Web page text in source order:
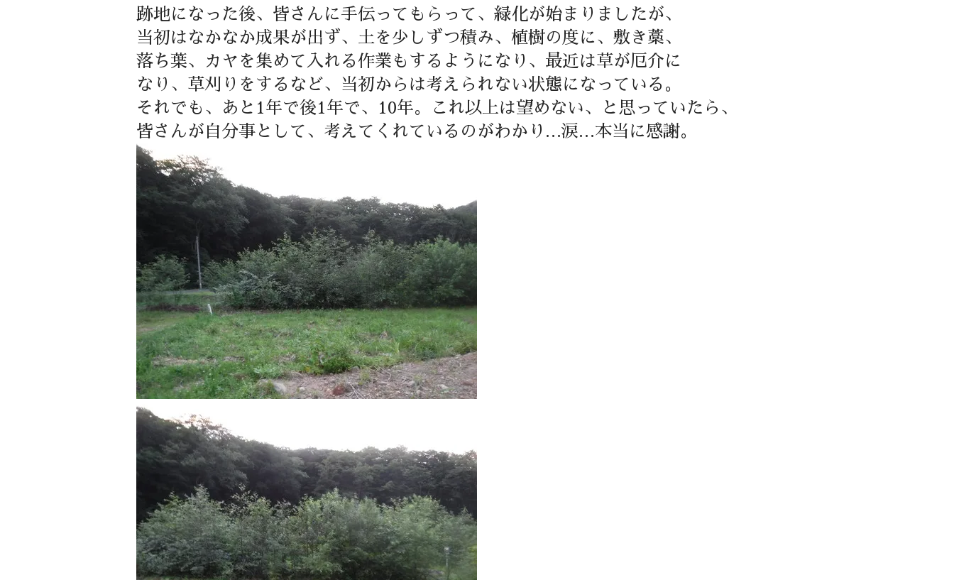
跡地になった後、皆さんに手伝ってもらって、緑化が始まりましたが、
当初はなかなか成果が出ず、土を少しずつ積み、植樹の度に、敷き藁、
落ち葉、カヤを集めて入れる作業もするようになり、最近は草が厄介に
なり、草刈りをするなど、当初からは考えられない状態になっている。
それでも、あと1年で後1年で、10年。これ以上は望めない、と思っていたら、
皆さんが自分事として、考えてくれているのがわかり…涙…本当に感謝。